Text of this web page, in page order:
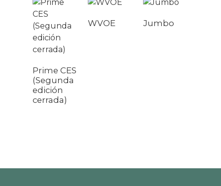
Prime CES
(Segunda
edición
cerrada)
WVOE Jumbo